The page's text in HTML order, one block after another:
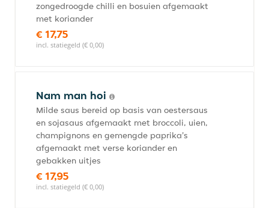
zongedroogde chilli en bosuien afgemaakt
met koriander
€ 17,75
incl. statiegeld (€ 0,00)
Nam man hoi
Milde saus bereid op basis van oestersaus
en sojasaus afgemaakt met broccoli, uien,
champignons en gemengde paprika's
afgemaakt met verse koriander en
gebakken uitjes
€ 17,95
incl. statiegeld (€ 0,00)